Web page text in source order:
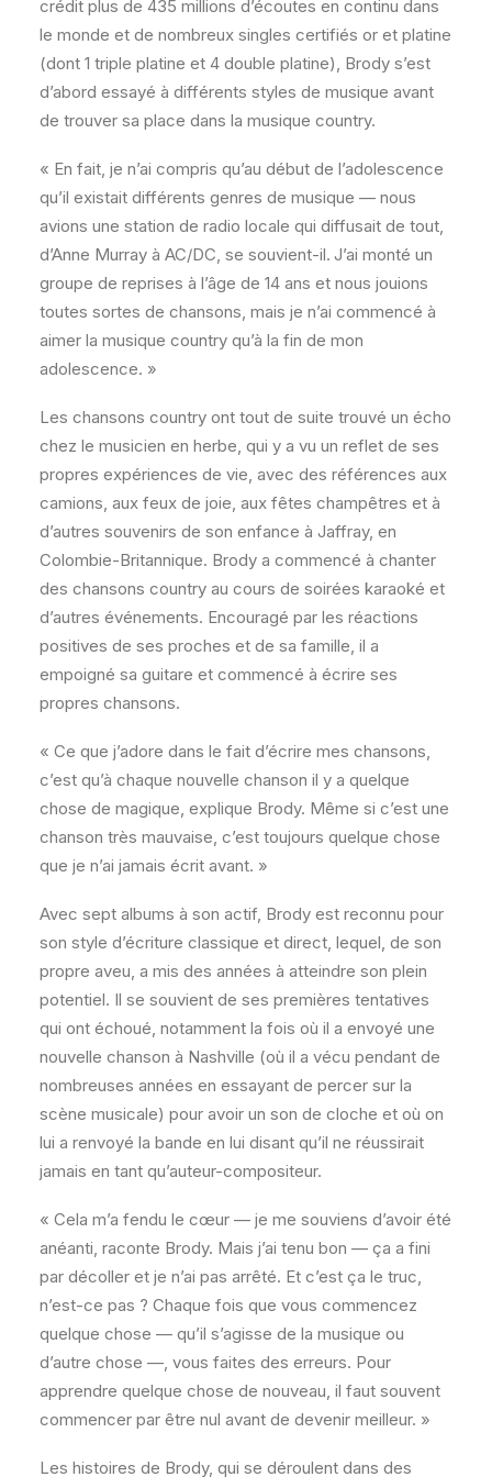
crédit plus de 435 millions d’écoutes en continu dans
le monde et de nombreux singles certifiés or et platine
(dont 1 triple platine et 4 double platine), Brody s’est
d’abord essayé à différents styles de musique avant
de trouver sa place dans la musique country.
« En fait, je n’ai compris qu’au début de l’adolescence
qu’il existait différents genres de musique — nous
avions une station de radio locale qui diffusait de tout,
d’Anne Murray à AC/DC, se souvient-il. J’ai monté un
groupe de reprises à l’âge de 14 ans et nous jouions
toutes sortes de chansons, mais je n’ai commencé à
aimer la musique country qu’à la fin de mon
adolescence. »
Les chansons country ont tout de suite trouvé un écho
chez le musicien en herbe, qui y a vu un reflet de ses
propres expériences de vie, avec des références aux
camions, aux feux de joie, aux fêtes champêtres et à
d’autres souvenirs de son enfance à Jaffray, en
Colombie-Britannique. Brody a commencé à chanter
des chansons country au cours de soirées karaoké et
d’autres événements. Encouragé par les réactions
positives de ses proches et de sa famille, il a
empoigné sa guitare et commencé à écrire ses
propres chansons.
« Ce que j’adore dans le fait d’écrire mes chansons,
c’est qu’à chaque nouvelle chanson il y a quelque
chose de magique, explique Brody. Même si c’est une
chanson très mauvaise, c’est toujours quelque chose
que je n’ai jamais écrit avant. »
Avec sept albums à son actif, Brody est reconnu pour
son style d’écriture classique et direct, lequel, de son
propre aveu, a mis des années à atteindre son plein
potentiel. Il se souvient de ses premières tentatives
qui ont échoué, notamment la fois où il a envoyé une
nouvelle chanson à Nashville (où il a vécu pendant de
nombreuses années en essayant de percer sur la
scène musicale) pour avoir un son de cloche et où on
lui a renvoyé la bande en lui disant qu’il ne réussirait
jamais en tant qu’auteur-compositeur.
« Cela m’a fendu le cœur — je me souviens d’avoir été
anéanti, raconte Brody. Mais j’ai tenu bon — ça a fini
par décoller et je n’ai pas arrêté. Et c’est ça le truc,
n’est-ce pas ? Chaque fois que vous commencez
quelque chose — qu’il s’agisse de la musique ou
d’autre chose —, vous faites des erreurs. Pour
apprendre quelque chose de nouveau, il faut souvent
commencer par être nul avant de devenir meilleur. »
Les histoires de Brody, qui se déroulent dans des